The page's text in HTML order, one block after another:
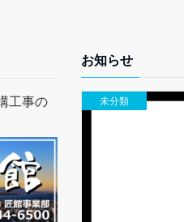
お知らせ
未分類
工事の